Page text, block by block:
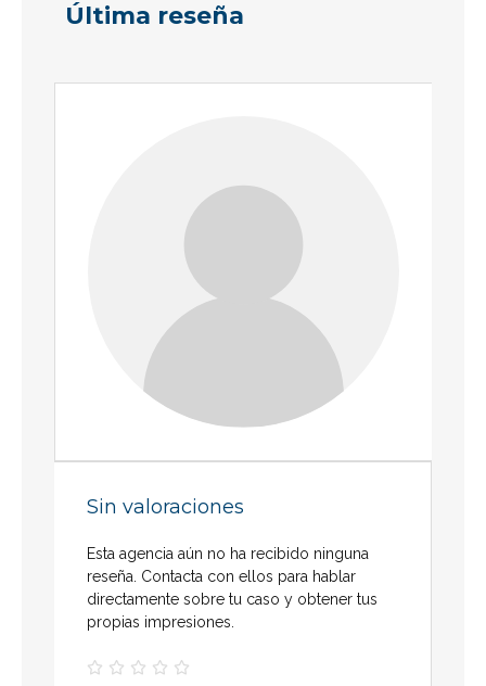
Última reseña
Sin valoraciones
Esta agencia aún no ha recibido ninguna
reseña. Contacta con ellos para hablar
directamente sobre tu caso y obtener tus
propias impresiones.
    